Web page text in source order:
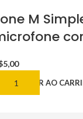
M
5,00
ADICIONAR AO